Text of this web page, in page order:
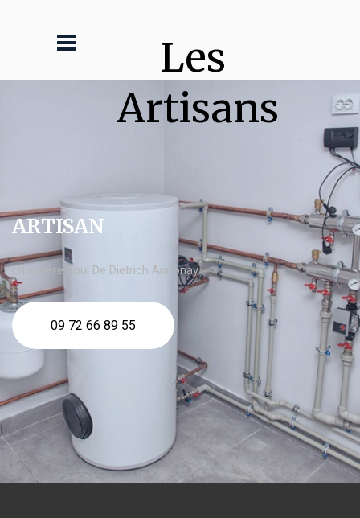
Les
Artisans
ARTISAN
chaudière fioul De Dietrich Annonay
09 72 66 89 55